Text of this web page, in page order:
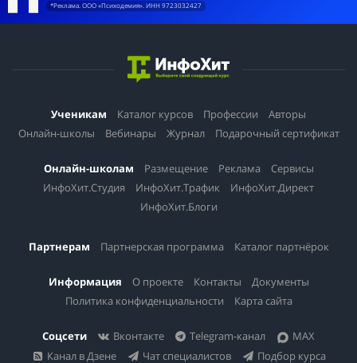
*Реклама. ООО «Психодемия». ИНН 9723032427
Ученикам Каталог курсов Профессии
Авторы
Онлайн-школы
Вебинары Журнал Подарочный сертификат
Онлайн-школам Размещение Реклама
Сервисы
ИнфоХит.Студия
ИнфоХит.Трафик
ИнфоХит.Директ
ИнфоХит.Блоги
Партнерам Партнерская программа Каталог партнёрок
Информация О проекте Контакты
Документы
Политика конфиденциальности
Карта сайта
Соцсети Вконтакте Telegram-канал
MAX
Канал в Дзене
Чат специалистов Подбор курса